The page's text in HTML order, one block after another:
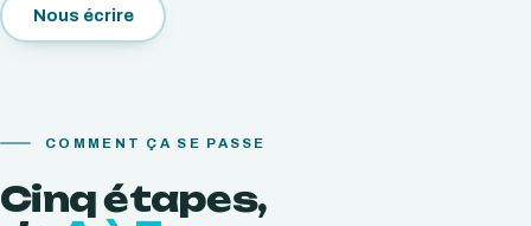
Nous écrire
COMMENT ÇA SE PASSE
Cinqétapes,